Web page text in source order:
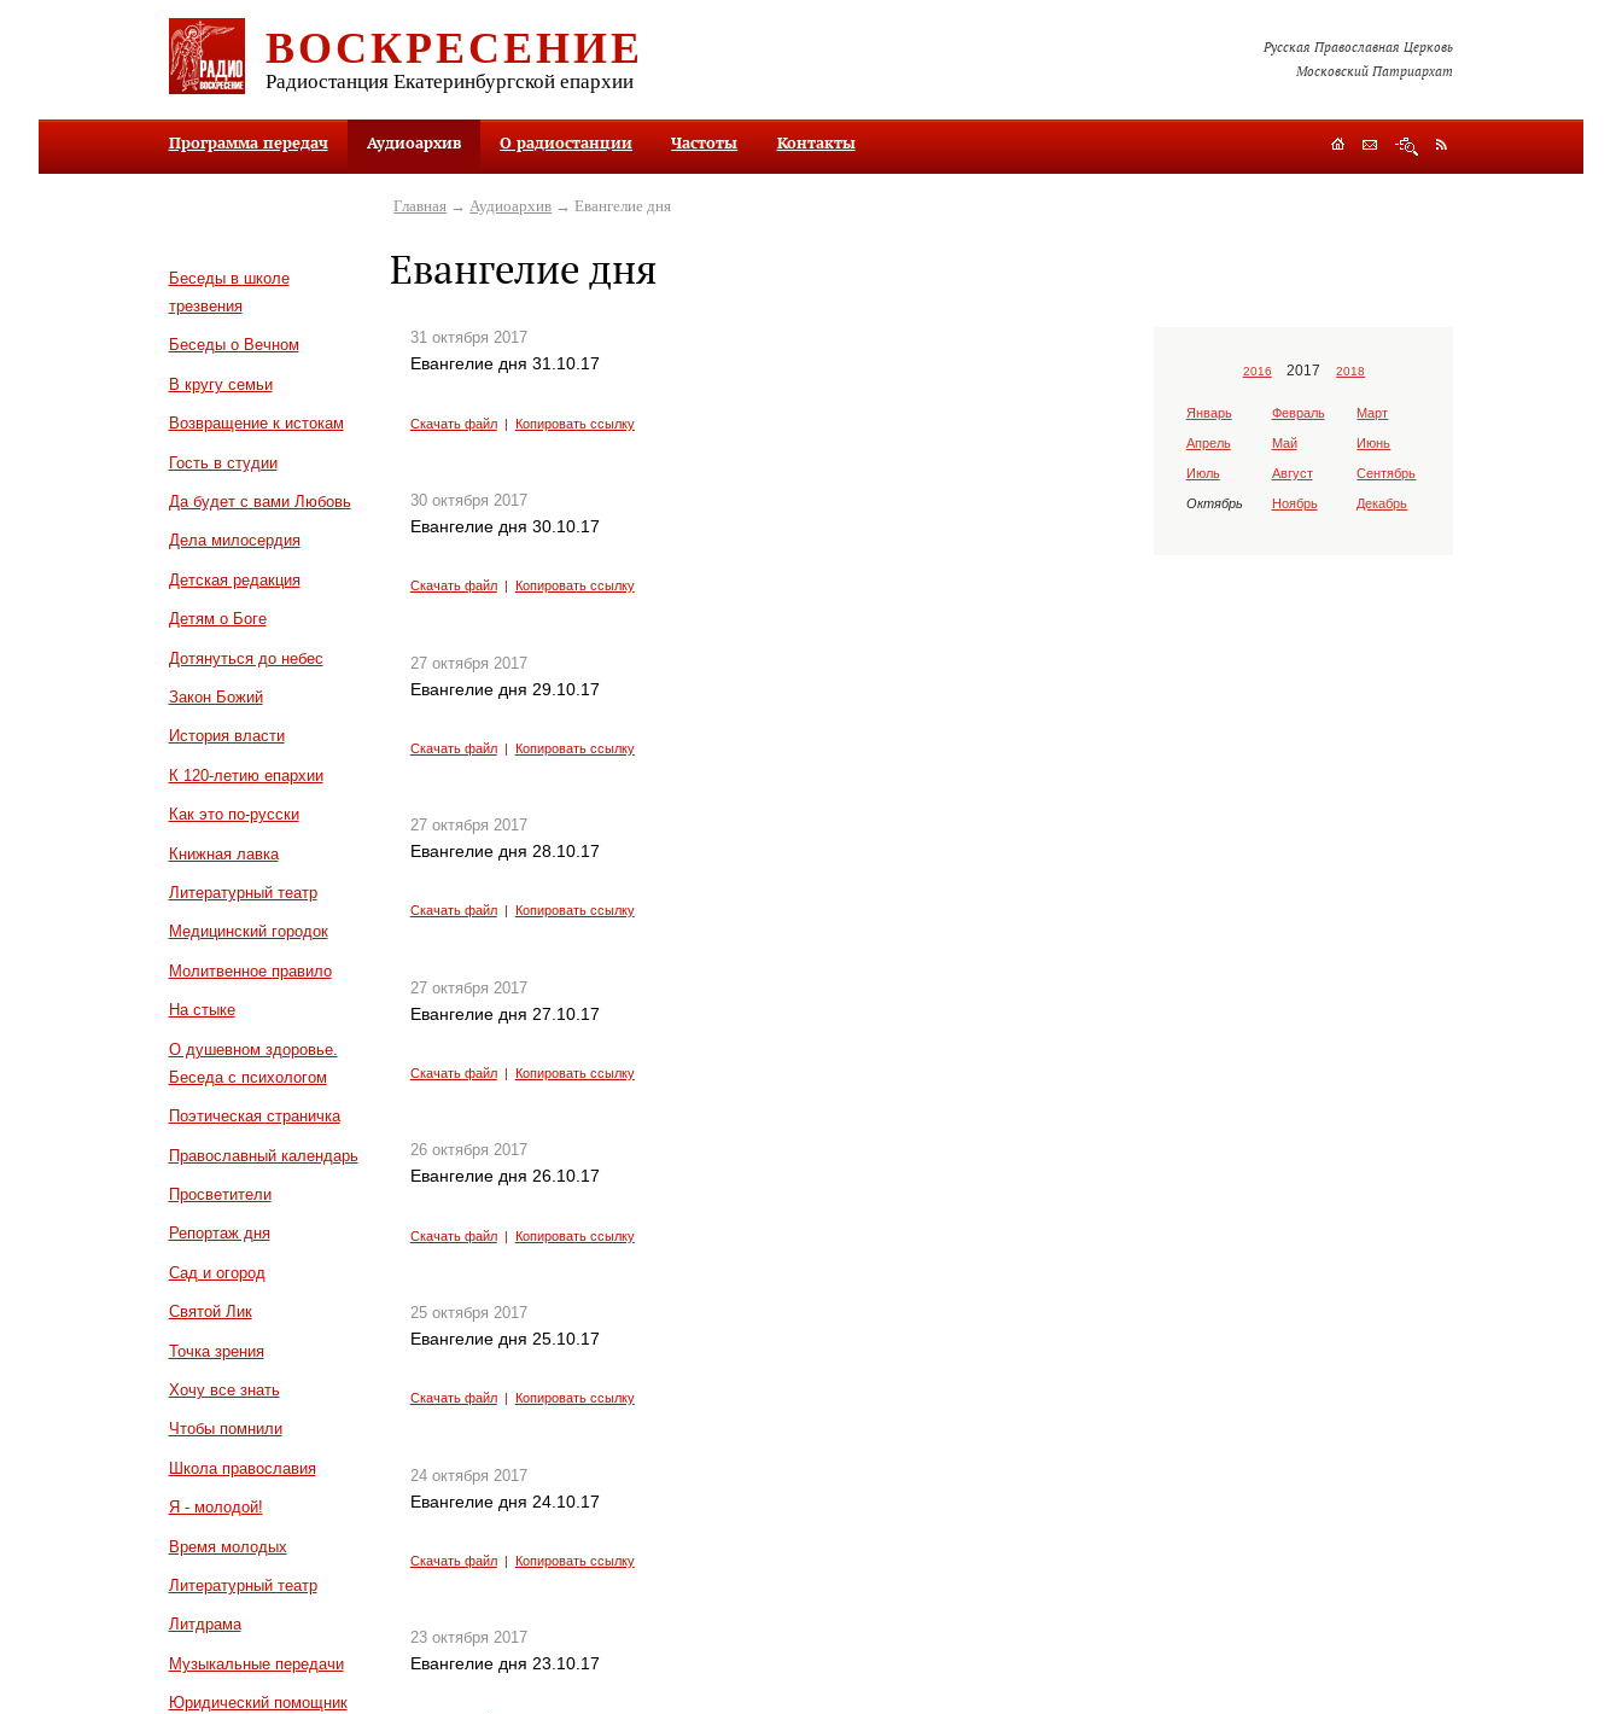
ВОСКРЕСЕНИЕ
Радиостанция Екатеринбургской епархии
Русская Православная Церковь
Московский Патриархат
Программа передач Аудиоархив О радиостанции Частоты Контакты
Беседы в школе
трезвения
Беседы о Вечном
В кругу семьи
Возвращение к истокам
Гость в студии
Да будет с вами Любовь
Дела милосердия
Детская редакция
Детям о Боге
Дотянуться до небес
Закон Божий
История власти
К 120-летию епархии
Как это по-русски
Книжная лавка
Литературный театр
Медицинский городок
Молитвенное правило
На стыке
О душевном здоровье.
Беседа с психологом
Поэтическая страничка
Православный календарь
Просветители
Репортаж дня
Сад и огород
Святой Лик
Точка зрения
Хочу все знать
Чтобы помнили
Школа православия
Я - молодой!
Время молодых
Литературный театр
Литдрама
Музыкальные передачи
Юридический помощник
Главная → Аудиоархив → Евангелие дня
Евангелие дня
31 октября 2017
Евангелие дня 31.10.17
Скачать файл| Копировать ссылку
30 октября 2017
Евангелие дня 30.10.17
Скачать файл| Копировать ссылку
27 октября 2017
Евангелие дня 29.10.17
Скачать файл| Копировать ссылку
27 октября 2017
Евангелие дня 28.10.17
Скачать файл| Копировать ссылку
27 октября 2017
Евангелие дня 27.10.17
Скачать файл| Копировать ссылку
26 октября 2017
Евангелие дня 26.10.17
Скачать файл| Копировать ссылку
25 октября 2017
Евангелие дня 25.10.17
Скачать файл| Копировать ссылку
24 октября 2017
Евангелие дня 24.10.17
Скачать файл| Копировать ссылку
23 октября 2017
Евангелие дня 23.10.17
2016 2017 2018
Январь Февраль Март
Апрель Май Июнь
Июль Август Сентябрь
Октябрь Ноябрь Декабрь